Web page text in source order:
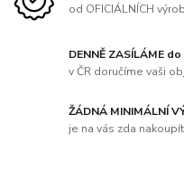
od OFICIÁLNÍCH
DENNĚ ZASÍLÁME
v ČR doručíme vaši
ŽÁDNÁ MINIMÁLNÍ
je na vás zda